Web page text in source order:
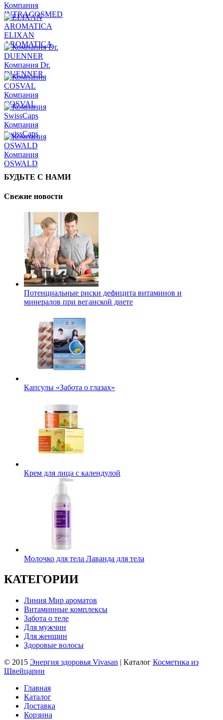
Компания
INTRACOSMED
ELIXAN
AROMATICA
Компания Dr.
DUENNER
Компания
COSVAL
Компания
SwissCaps
Компания
OSWALD
БУДЬТЕ С НАМИ
Свежие новости
Потенциальные риски дефицита витаминов и
минералов при веганской диете
Капсулы «Забота о глазах»
Крем для лица с календулой
Молочко для тела Лаванда для тела
КАТЕГОРИИ
Линия Мир ароматов
Витаминные комплексы
Забота о теле
Для мужчин
Для женщин
Здоровые волосы
© 2015 Энергия здоровья Vivasan | Каталог Косметика из
Швейцарии
Главная
Каталог
Доставка
Корзина